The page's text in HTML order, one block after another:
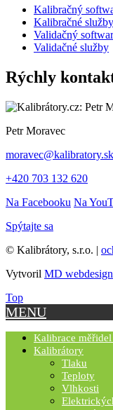
Kalibračný
Kalibračné služby
Validačný
Validačné služby
Rýchly
Petr Moravec
moravec@kalibratory.sk
+420 703 132 620
Na Facebooku Na
Spýtajte sa
© Kalibrátory, s.r.o. |
Vytvoril MD webdesign
Top
MENU
Kalibrace
Kalibrátory
Tlaku
Teploty
Vlhkosti